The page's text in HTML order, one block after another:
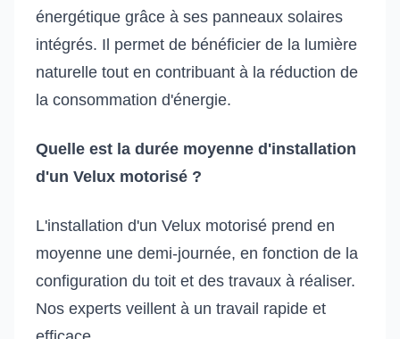
énergétique grâce à ses panneaux solaires
intégrés. Il permet de bénéficier de la lumière
naturelle tout en contribuant à la réduction de
la consommation d'énergie.
Quelle est la durée moyenne d'installation
d'un Velux motorisé ?
L'installation d'un Velux motorisé prend en
moyenne une demi-journée, en fonction de la
configuration du toit et des travaux à réaliser.
Nos experts veillent à un travail rapide et